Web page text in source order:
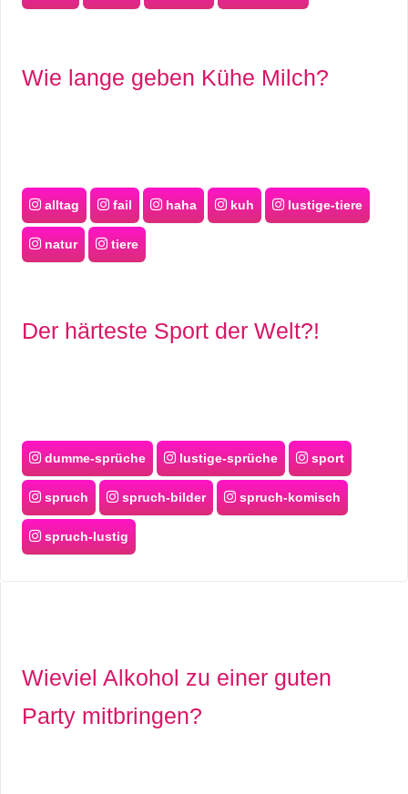
Wie lange geben Kühe Milch?
alltag fail haha kuh lustige-tiere
natur tiere
Der härteste Sport der Welt?!
dumme-sprüche lustige-sprüche sport
spruch spruch-bilder spruch-komisch
spruch-lustig
Wieviel Alkohol zu einer guten
Party mitbringen?